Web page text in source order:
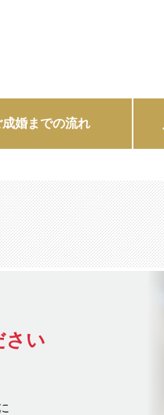
成婚までの流れ
さい